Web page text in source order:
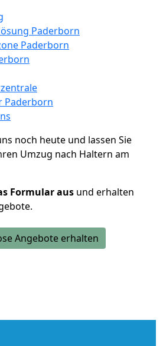
Paderborn
Paderborn
Paderborn
noch heute und lassen Sie
Umzug nach Haltern am
Formular aus und erhalten
Angebote erhalten